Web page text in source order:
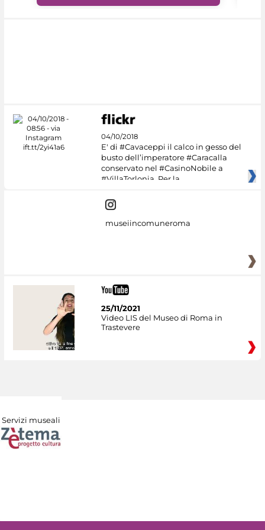
04/10/2018
E' di #Cavaceppi il calco in gesso del
busto dell’imperatore #Caracalla
conservato nel #CasinoNobile a
#VillaTorlonia. Per la
museiincomuneroma
25/11/2021
Video LIS del Museo di Roma in
Trastevere
Servizi museali